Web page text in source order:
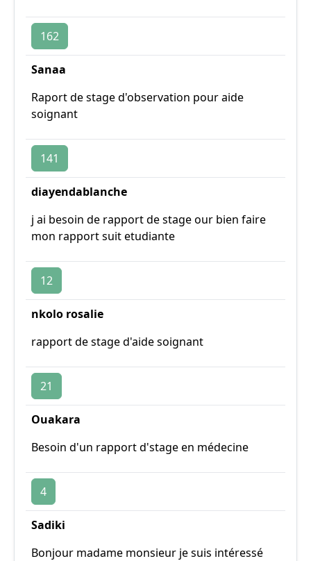
162
Sanaa
Raport de stage d'observation pour aide
soignant
141
diayendablanche
j ai besoin de rapport de stage our bien faire
mon rapport suit etudiante
12
nkolo rosalie
rapport de stage d'aide soignant
21
Ouakara
Besoin d'un rapport d'stage en médecine
4
Sadiki
Bonjour madame monsieur je suis intéressé